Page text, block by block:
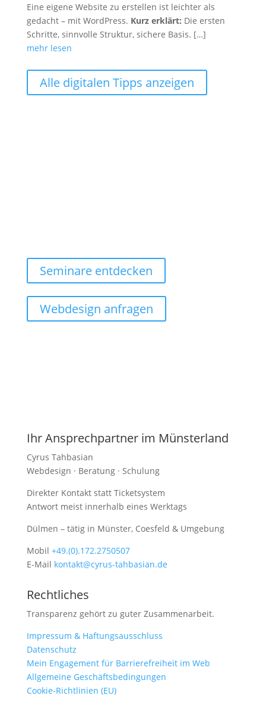
Eine eigene Website zu erstellen ist leichter als
gedacht – mit WordPress. Kurz erklärt: Die ersten
Schritte, sinnvolle Struktur, sichere Basis. […]
mehr lesen
Alle digitalen Tipps anzeigen
Seminare entdecken
Webdesign anfragen
Ihr Ansprechpartner im Münsterland
Cyrus Tahbasian
Webdesign · Beratung · Schulung
Direkter Kontakt statt Ticketsystem
Antwort meist innerhalb eines Werktags
Dülmen – tätig in Münster, Coesfeld & Umgebung
Mobil +49.(0).172.2750507
E-Mail kontakt@cyrus-tahbasian.de
Rechtliches
Transparenz gehört zu guter Zusammenarbeit.
Impressum & Haftungsausschluss
Datenschutz
Mein Engagement für Barrierefreiheit im Web
Allgemeine Geschäftsbedingungen
Cookie-Richtlinien (EU)